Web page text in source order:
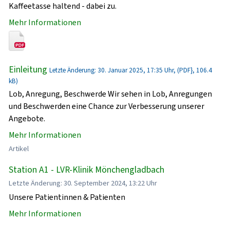
Kaffeetasse haltend - dabei zu.
Mehr Informationen
Einleitung Letzte Änderung: 30. Januar 2025, 17:35 Uhr, (PDF}, 106.4
kB)
Lob, Anregung, Beschwerde Wir sehen in Lob, Anregungen
und Beschwerden eine Chance zur Verbesserung unserer
Angebote.
Mehr Informationen
Artikel
Station A1 - LVR-Klinik Mönchengladbach
Letzte Änderung: 30. September 2024, 13:22 Uhr
Unsere Patientinnen & Patienten
Mehr Informationen